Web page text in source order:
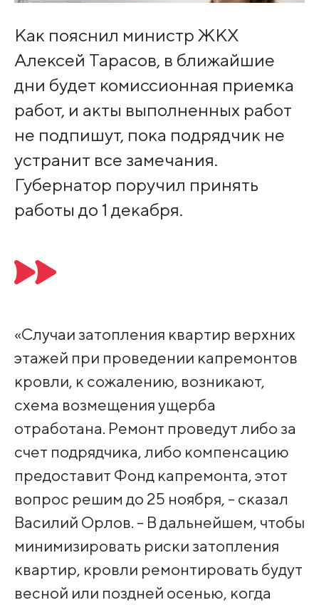
Как пояснил министр ЖКХ
Алексей Тарасов, в ближайшие
дни будет комиссионная приемка
работ, и акты выполненных работ
не подпишут, пока подрядчик не
устранит все замечания.
Губернатор поручил принять
работы до 1 декабря.
«Случаи затопления квартир верхних
этажей при проведении капремонтов
кровли, к сожалению, возникают,
схема возмещения ущерба
отработана. Ремонт проведут либо за
счет подрядчика, либо компенсацию
предоставит Фонд капремонта, этот
вопрос решим до 25 ноября, - сказал
Василий Орлов. - В дальнейшем, чтобы
минимизировать риски затопления
квартир, кровли ремонтировать будут
весной или поздней осенью, когда